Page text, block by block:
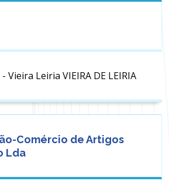
Vieira Leiria VIEIRA DE LEIRIA
Comércio de Artigos
Lda